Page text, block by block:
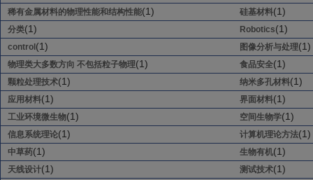
稀有金属材料的物理性能和结构性能(1) 硅基材料(1)
分类(1) Robotics(1)
control (1) 图像分析与处理(1)
物理类大多数方向 不包括粒子物理(1) 食品安全(1)
颗粒处理技术(1) 纳米多孔材料(1)
应用材料(1) 界面材料(1)
工业环境微生物(1) 空间生物学(1)
信息系统理论(1) 计算机理论方法(1)
中草药(1) 生物有机(1)
天线设计(1) 测试技术(1)